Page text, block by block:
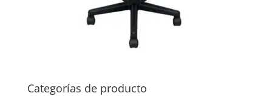
Categorías de producto